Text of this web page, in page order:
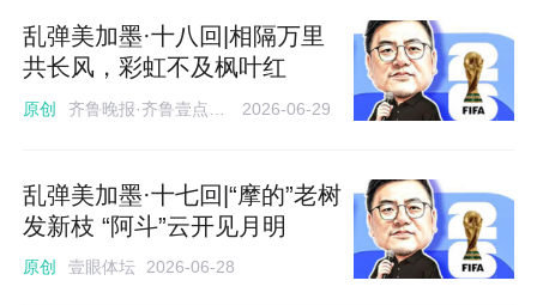
乱弹美加墨·十八回|相隔万里
共长风，彩虹不及枫叶红
原创 2026-06-29
乱弹美加墨·十七回|“摩的”老树
发新枝 “阿斗”云开见月明
原创 壹眼体坛 2026-06-28